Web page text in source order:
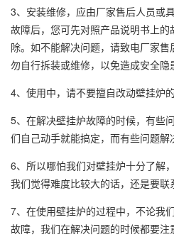
3、安装维修，应由厂家售后人员或
故障后，您可先对照产品说明书上
除。如不能解决问题，请致电厂家
勿自行拆装或维修，以免造成安全隐
4、使用中，请不要擅自改动壁挂炉
5、在解决壁挂炉故障的时候，有些
们自己动手就能搞定，而有些问题解
6、所以哪怕我们对壁挂炉十分了解
我们觉得难度比较大的话，还是要联
7、在使用壁挂炉的过程中，不论我
故障，我们在解决问题的时候都要